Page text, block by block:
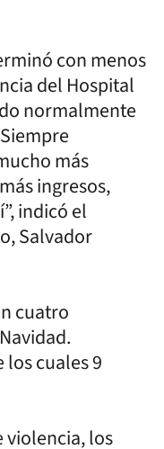
con menos
del Hospital
normalmente
más
ingresos,
indicó el
Salvador
cuatro
los cuales 9
violencia, los